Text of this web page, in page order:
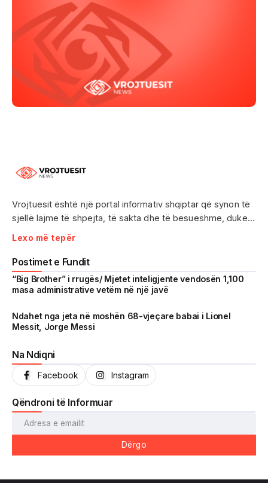
Vrojtuesit është një portal informativ shqiptar që synon të
sjellë lajme të shpejta, të sakta dhe të besueshme, duke
treguar realitetin pa çensurë. Fokus i punës sonë janë
ngjarjet e aktualitetit, problematikat sociale, denoncimet
qytetare dhe zhvillimet që prekin drejtpërdrejt jetën e
përditshme të shqiptarëve.
arritura në një kohë shumë të shkurtër, Vrojtuesit është
kthyer në një zë të fortë informimi dhe një pasqyrë reale të
Lexo më tepër
Postimet e Fundit
“Big Brother” i rrugës/ Mjetet inteligjente vendosën 1,100
masa administrative vetëm në një javë
Ndahet nga jeta në moshën 68-vjeçare babai i Lionel
Messit, Jorge Messi
Na Ndiqni
Facebook Instagram
Qëndroni të Informuar
Dërgo